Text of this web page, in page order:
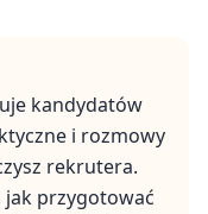
kandydatów
i rozmowy
rekrutera.
jak przygotować